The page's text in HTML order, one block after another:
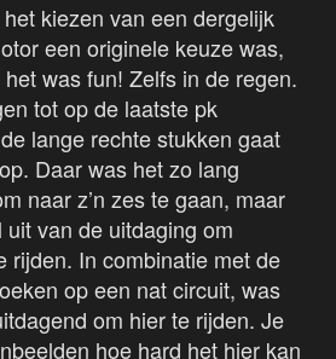
kiezen van een dergelijk
een originele keuze was,
was fun! Zelfs in de regen.
tot op de laatste pk
lange rechte stukken gaat
Daar was het zo lang
naar z’n zes te gaan, maar
van de uitdaging om
rijden. In combinatie met de
op een nat circuit, was
om hier te rijden. Je
hoe hard het hier kan